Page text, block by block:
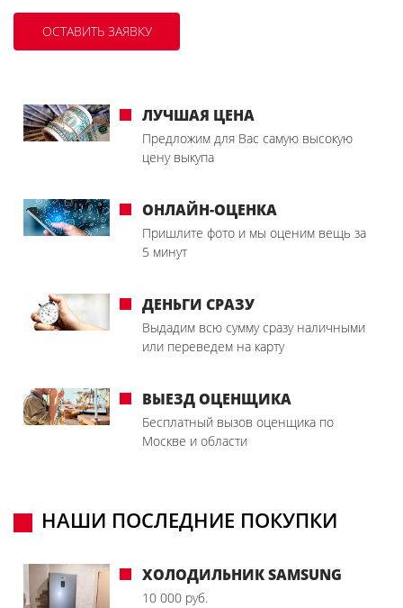
ЛУЧШАЯ ЦЕНА
Предложим для Вас самую высокую
цену выкупа
ОНЛАЙН-ОЦЕНКА
Пришлите фото и мы оценим вещь за
5 минут
ДЕНЬГИ СРАЗУ
Выдадим всю сумму сразу наличными
или переведем на карту
ВЫЕЗД ОЦЕНЩИКА
Бесплатный вызов оценщика по
Москве и области
НАШИ ПОСЛЕДНИЕ ПОКУПКИ
ХОЛОДИЛЬНИК SAMSUNG
10 000 руб.